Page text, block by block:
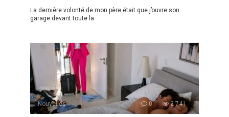
La dernière volonté de mon père était que j’ouvre son
garage devant toute la
Nouvelles 0 2 741